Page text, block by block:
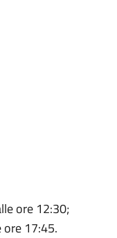
ore 12:30;
17:45.